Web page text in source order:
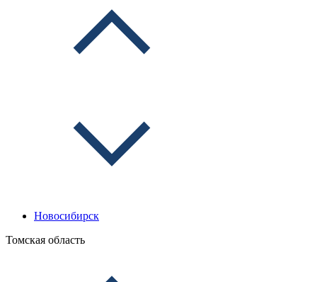
Новосибирск
Томская область